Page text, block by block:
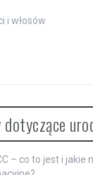
i włosów
– co to jest i jakie